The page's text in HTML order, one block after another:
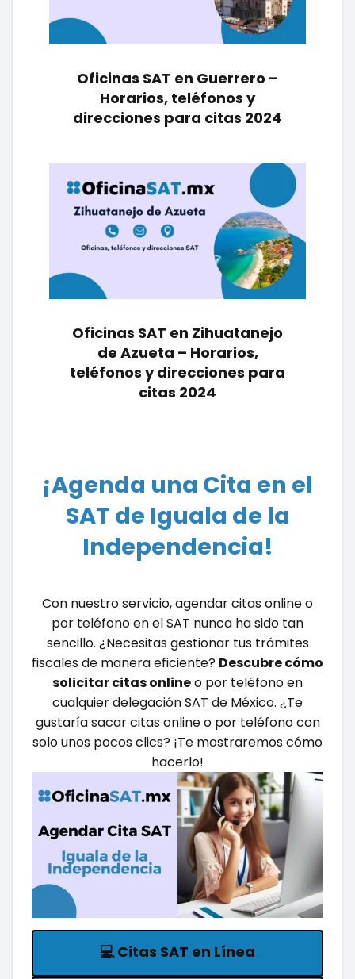
Oficinas SAT en Guerrero –
Horarios, teléfonos y
direcciones para citas 2024
Oficinas SAT en Zihuatanejo
de Azueta – Horarios,
teléfonos y direcciones para
citas 2024
¡Agenda una Cita en el
SAT de Iguala de la
Independencia!
Con nuestro servicio, agendar citas online o
por teléfono en el SAT nunca ha sido tan
sencillo. ¿Necesitas gestionar tus trámites
fiscales de manera eficiente? Descubre cómo
solicitar citas onlineo por teléfono en
cualquier delegación SAT de México. ¿Te
gustaría sacar citas online o por teléfono con
solo unos pocos clics? ¡Te mostraremos cómo
hacerlo!
💻Citas SAT en Línea